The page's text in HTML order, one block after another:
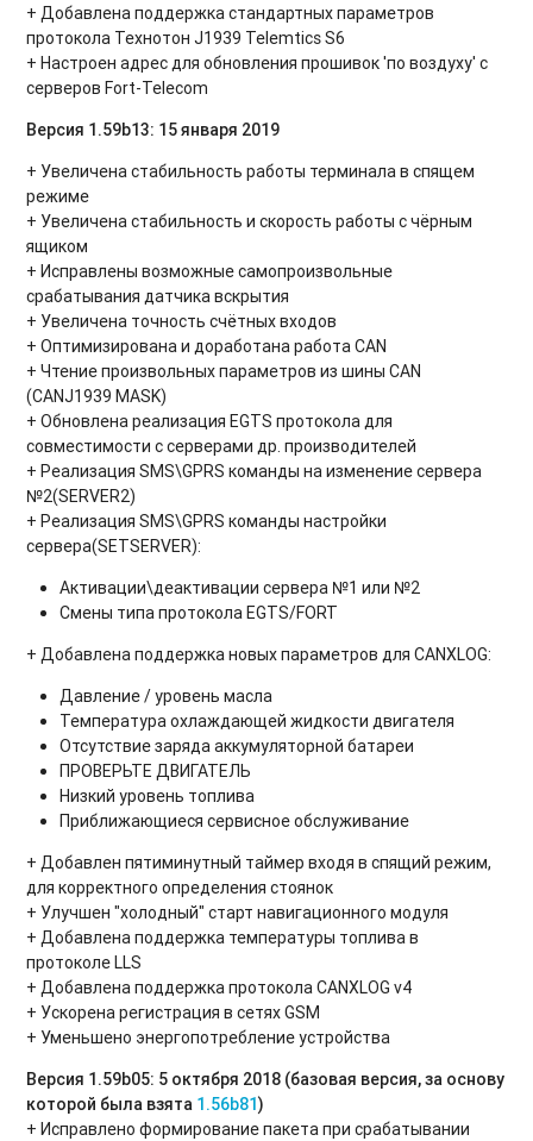
+ Добавлена поддержка стандартных параметров
протокола Технотон J1939 Telemtics S6
+ Настроен адрес для обновления прошивок 'по воздуху' c
серверов Fort-Telecom
Версия 1.59b13: 15 января 2019
+ Увеличена стабильность работы терминала в спящем
режиме
+ Увеличена стабильность и скорость работы с чёрным
ящиком
+ Исправлены возможные самопроизвольные
срабатывания датчика вскрытия
+ Увеличена точность счётных входов
+ Оптимизирована и доработана работа CAN
+ Чтение произвольных параметров из шины CAN
(CANJ1939 MASK)
+ Обновлена реализация EGTS протокола для
совместимости с серверами др. производителей
+ Реализация SMS\GPRS команды на изменение сервера
№2(SERVER2)
+ Реализация SMS\GPRS команды настройки
сервера(SETSERVER):
Активации\деактивации сервера №1 или №2
Смены типа протокола EGTS/FORT
+ Добавлена поддержка новых параметров для CANXLOG:
Давление / уровень масла
Температура охлаждающей жидкости двигателя
Отсутствие заряда аккумуляторной батареи
ПРОВЕРЬТЕ ДВИГАТЕЛЬ
Низкий уровень топлива
Приближающиеся сервисное обслуживание
+ Добавлен пятиминутный таймер входя в спящий режим,
для корректного определения стоянок
+ Улучшен "холодный" старт навигационного модуля
+ Добавлена поддержка температуры топлива в
протоколе LLS
+ Добавлена поддержка протокола CANXLOG v4
+ Ускорена регистрация в сетях GSM
+ Уменьшено энергопотребление устройства
Версия 1.59b05: 5 октября 2018 (базовая версия, за основу
которой была взята 1.56b81)
+ Исправлено формирование пакета при срабатывании